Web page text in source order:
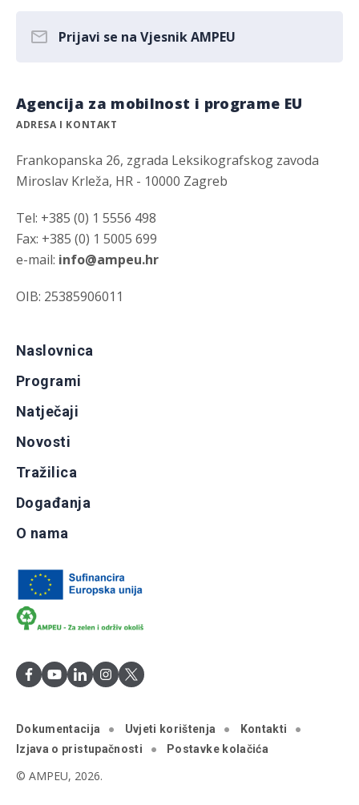
Prijavi se na Vjesnik AMPEU
Agencija za mobilnost i programe EU
ADRESA I KONTAKT
Frankopanska 26, zgrada Leksikografskog zavoda
Miroslav Krleža, HR - 10000 Zagreb
Tel: +385 (0) 1 5556 498
Fax: +385 (0) 1 5005 699
e-mail: info@ampeu.hr
OIB: 25385906011
Naslovnica
Programi
Natječaji
Novosti
Tražilica
Događanja
O nama
Dokumentacija Uvjeti korištenja
Kontakti
Izjava o pristupačnosti
Postavke kolačića
© AMPEU, 2026.